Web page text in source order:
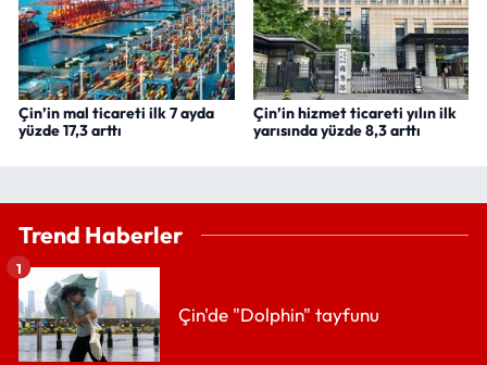
Çin’in mal ticareti ilk 7 ayda
yüzde 17,3 arttı
Çin’in hizmet ticareti yılın ilk
yarısında yüzde 8,3 arttı
Trend Haberler
Çin'de "Dolphin" tayfunu
1